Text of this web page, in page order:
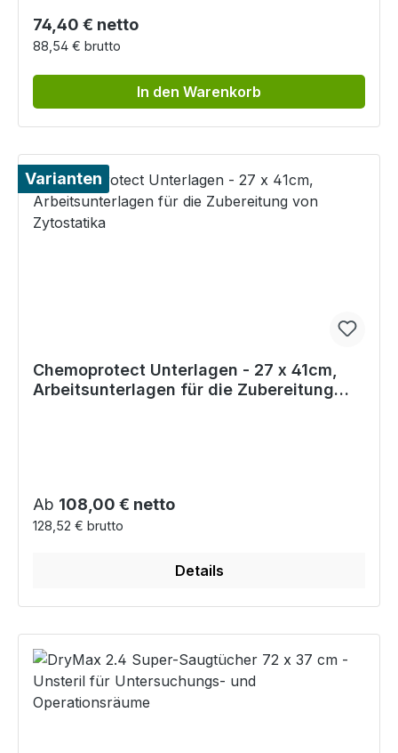
Regulärer Preis:
74,40 € netto
88,54 € brutto
In den Warenkorb
Varianten
Chemoprotect Unterlagen - 27 x 41cm,
Arbeitsunterlagen für die Zubereitung
Regulärer Preis:
Ab 108,00 € netto
128,52 € brutto
Details